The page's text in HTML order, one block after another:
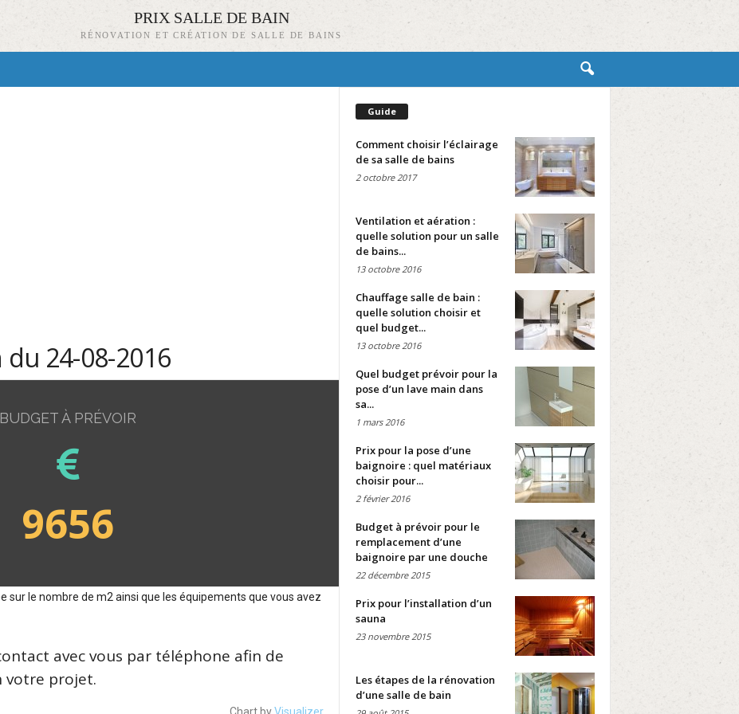
PRIX SALLE DE BAIN
RÉNOVATION ET CRÉATION DE SALLE DE BAINS
24-08-2016
BUDGET À PRÉVOIR
9656
sur le nombre de m2 ainsi que les équipements que vous avez
avec vous par téléphone afin de
votre projet.
Chart byVisualizer
Guide
Comment choisir l’éclairage
de sa salle de bains
2 octobre 2017
Ventilation et aération :
quelle solution pour un salle
de bains...
13 octobre 2016
Chauffage salle de bain :
quelle solution choisir et
quel budget...
13 octobre 2016
Quel budget prévoir pour la
pose d’un lave main dans
sa...
1 mars 2016
Prix pour la pose d’une
baignoire : quel matériaux
choisir pour...
2 février 2016
Budget à prévoir pour le
remplacement d’une
baignoire par une douche
22 décembre 2015
Prix pour l’installation d’un
sauna
23 novembre 2015
Les étapes de la rénovation
d’une salle de bain